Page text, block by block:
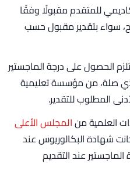
للمتقدم مقبولًا وفقًا
سواء بتقدير مقبول حسب
الحصول على درجة الماجستير
صلة، من مؤسسة تعليمية
المطلوب للتقدير.
العلمية منالمجلس الأعلى
شهادة البكالوريوس عند
عند التقديم